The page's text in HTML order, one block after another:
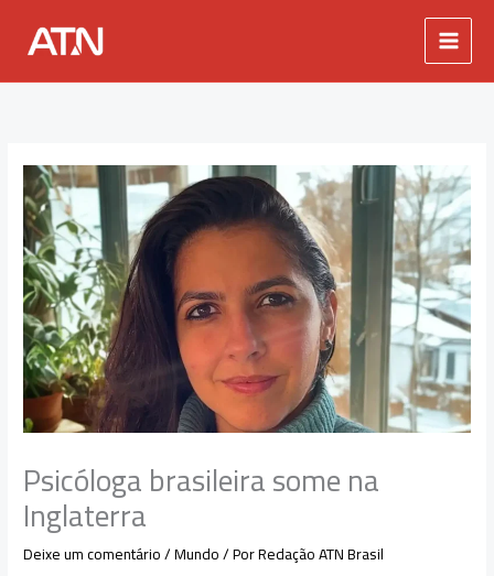
conteúdo
Psicóloga brasileira some na
Inglaterra
Deixe um comentário/Mundo/ PorRedação ATN Brasil